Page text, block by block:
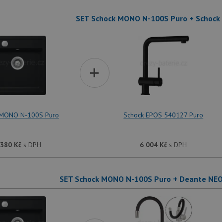
SET Schock MONO N-100S Puro +
N-100S Puro
Kčs DPH
+
Schock EPOS 540127 Puro
6 004 Kč s DPH
SET Schock MONO N-100S Puro + Deante